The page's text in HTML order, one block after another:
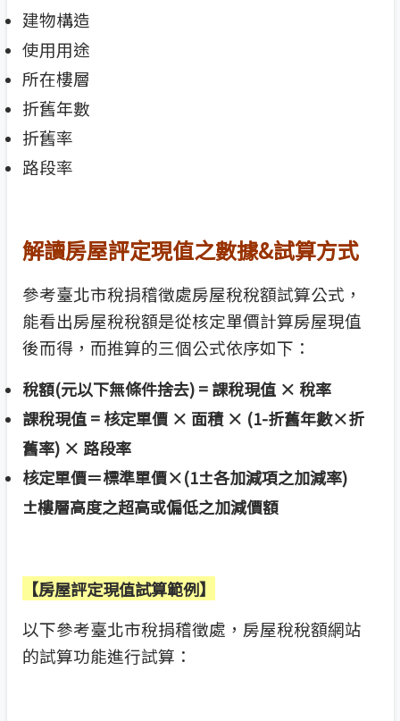
建物構造
使用用途
所在樓層
折舊年數
折舊率
路段率
解讀房屋評定現值之數據&試算方式
參考臺北市稅捐稽徵處房屋稅稅額試算公式，
能看出房屋稅稅額是從核定單價計算房屋現值
後而得，而推算的三個公式依序如下：
稅額(元以下無條件捨去) = 課稅現值 × 稅率
課稅現值 = 核定單價 × 面積 × (1-折舊年數×折
舊率) × 路段率
核定單價＝標準單價×(1±各加減項之加減率)
±樓層高度之超高或偏低之加減價額
【房屋評定現值試算範例】
以下參考臺北市稅捐稽徵處，房屋稅稅額網站
的試算功能進行試算：